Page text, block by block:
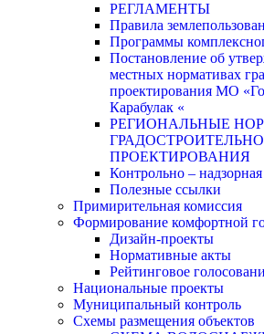
РЕГЛАМЕНТЫ
Правила
Программы
Постановление об
местных нормативах
проектирования МО
Карабулак «
РЕГИОНАЛЬНЫЕ
ПРОЕКТИРОВАНИЯ
Контрольно – надзорная
Полезные ссылки
Примирительная комиссия
Формирование комфортной
Дизайн-проекты
Нормативные акты
Рейтинговое
Национальные проекты
Муниципальный контроль
Схемы размещения объектов